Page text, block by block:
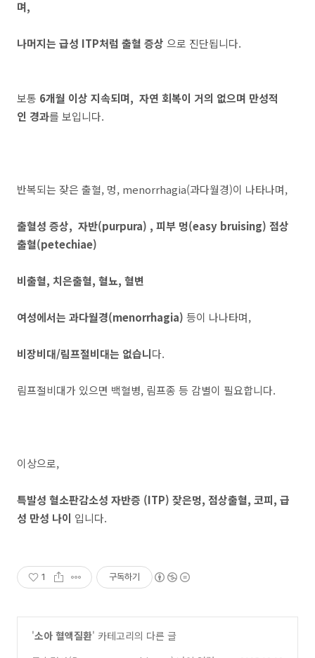
며,
나머지는 급성 ITP처럼 출혈 증상 으로 진단됩니다.
보통 6개월 이상 지속되며, 자연 회복이 거의 없으며 만성적
인 경과를 보입니다.
반복되는 잦은 출혈, 멍, menorrhagia(과다월경)이 나타나며,
출혈성 증상, 자반(purpura) , 피부 멍(easy bruising) 점상
출혈(petechiae)
비출혈, 치은출혈, 혈뇨, 혈변
여성에서는 과다월경(menorrhagia) 등이 나나타며,
비장비대/림프절비대는 없습니다.
림프절비대가 있으면 백혈병, 림프종 등 감별이 필요합니다.
이상으로,
특발성 혈소판감소성 자반증 (ITP) 잦은멍, 점상출혈, 코피, 급
성 만성 나이 입니다.
1 구독하기
'소아 혈액질환' 카테고리의 다른 글